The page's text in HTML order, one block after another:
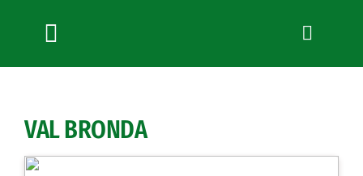
Toggle
Navigation
News
Bandi
VAL BRONDA